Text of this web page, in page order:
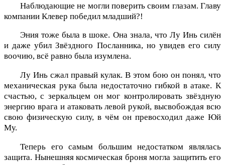
Наблюдающие не могли поверить своим глазам. Главу
компании Клевер победил младший?!
Эния тоже была в шоке. Она знала, что Лу Инь силён
и даже убил Звёздного Посланника, но увидев его силу
воочию, всё равно была изумлена.
Лу Инь сжал правый кулак. В этом бою он понял, что
механическая рука была недостаточно гибкой в атаке. К
счастью, с зеркальцем он мог контролировать звёздную
энергию врага и атаковать левой рукой, высвобождая всю
свою физическую силу, в чём он превосходил даже Юй
Му.
Теперь его самым большим недостатком являлась
защита. Нынешняя космическая броня могла защитить его